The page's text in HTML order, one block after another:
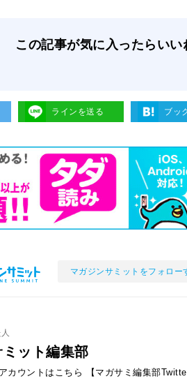
この記事が気に入ったらいい
ラインを送る ブッ
マガジンサミットをフォロー
ット編集部
カウントはこちら 【マガサミ編集部Twitter